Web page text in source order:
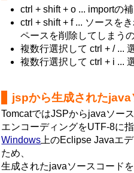
ctrl + shift + o ... importの
ctrl + shift + f ... ソースを
ペースを削除してしまう
複数行選択して ctrl + / ...
複数行選択して ctrl + i ...
jspから生成された
TomcatではJSPからjavaソー
エンコーディングをUTF-8に
Windows 上のEclipse Javaエ
ため、
生成されたjavaソースコード